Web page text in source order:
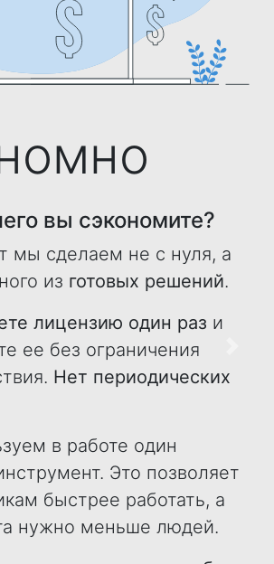
вы сэкономите?
мы сделаем не с нуля, а
из готовых решений.
лицензию один раз и
ее без ограничения
Нет периодических
в работе один
Это позволяет
быстрее работать, а
нужно меньше людей.